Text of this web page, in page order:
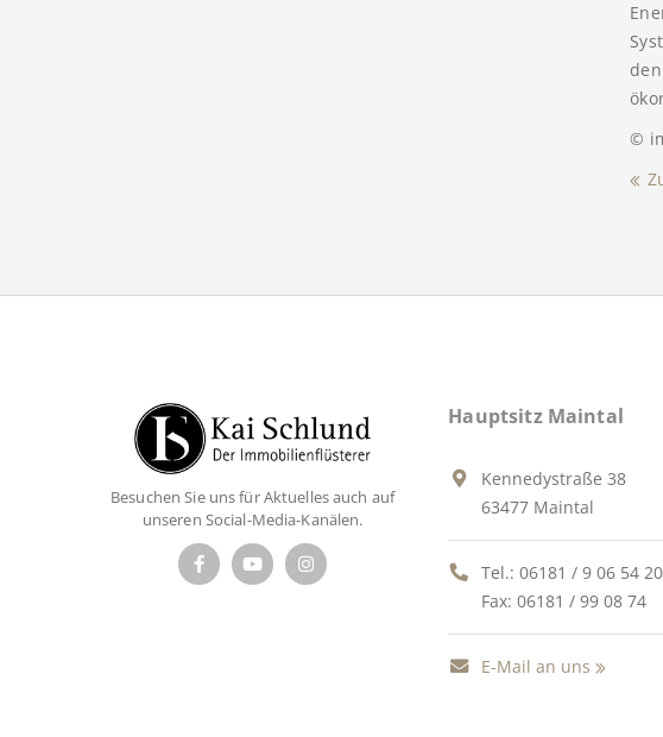
©
Besuchen Sie uns für Aktuelles auch auf
unseren Social-Media-Kanälen.
Hauptsitz Maintal
Kennedystraße 38
63477 Maintal
Tel.:06181 / 9 06 54 20
Fax: 06181 / 99 08 74
E-Mail an uns